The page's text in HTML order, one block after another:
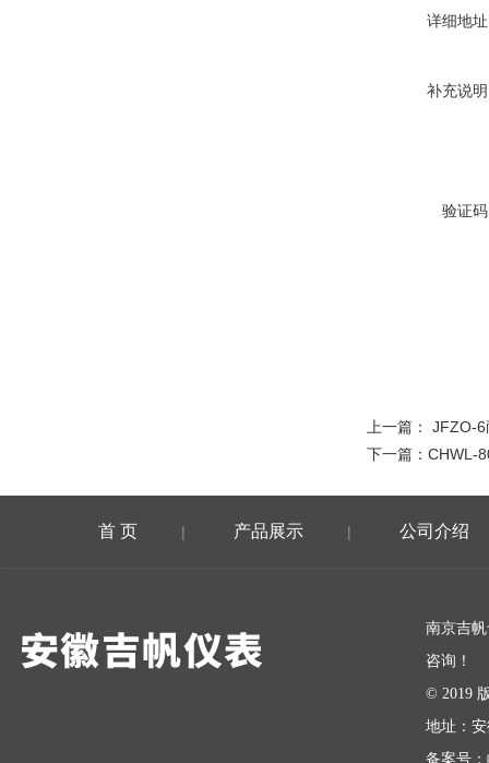
详细地
补充说
验证
上一篇： JFZO-6
下一篇： CHWL-
首 页 | 产品展示 | 公司介绍
南京吉
咨询！
© 2019
地址：
备案号：